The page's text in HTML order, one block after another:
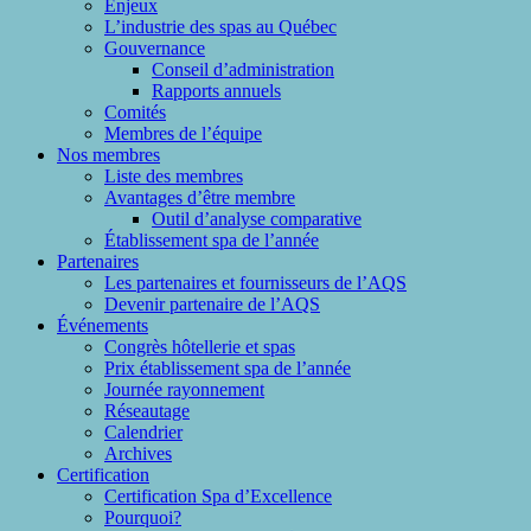
Enjeux
L’industrie des spas au Québec
Gouvernance
Conseil d’administration
Rapports annuels
Comités
Membres de l’équipe
Nos membres
Liste des membres
Avantages d’être membre
Outil d’analyse comparative
Établissement spa de l’année
Partenaires
Les partenaires et fournisseurs de l’AQS
Devenir partenaire de l’AQS
Événements
Congrès hôtellerie et spas
Prix établissement spa de l’année
Journée rayonnement
Réseautage
Calendrier
Archives
Certification
Certification Spa d’Excellence
Pourquoi?